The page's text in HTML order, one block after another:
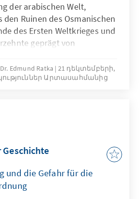
der arabischen Welt,
Ruinen des Osmanischen
des Ersten Weltkrieges und
geprägt von
und autoritäre
Radikalisierung
aufkeimenden
Freiheit und wirkliche
Haben liberale Kräfte
Edmund Ratka
21 դեկտեմբերի,
Արտասահմանից
Geschichte
und die Gefahr für die